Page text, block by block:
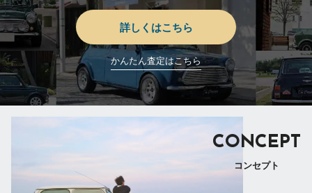
詳しくはこちら
かんたん査定はこちら
CONCEPT
コンセプト